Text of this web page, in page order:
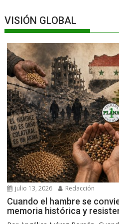
VISIÓN GLOBAL
julio 13, 2026 Redacción
Cuando el hambre se
memoria histórica y